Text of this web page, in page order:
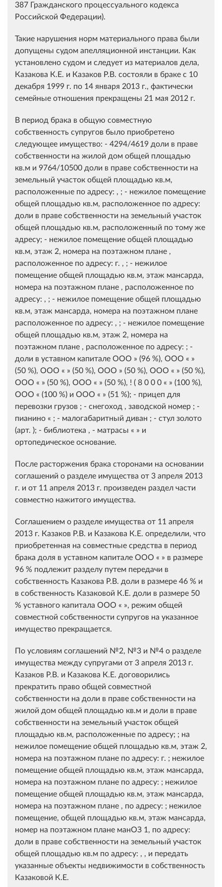
387 Гражданского процессуального кодекса
Российской Федерации).
Такие нарушения норм материального права были
допущены судом апелляционной инстанции. Как
установлено судом и следует из материалов дела,
Казакова К.Е. и Казаков Р.В. состояли в браке с 10
декабря 1999 г. по 14 января 2013 г., фактически
семейные отношения прекращены 21 мая 2012 г.
В период брака в общую совместную
собственность супругов было приобретено
следующее имущество: - 4294/4619 доли в праве
собственности на жилой дом общей площадью
кв.м и 9764/10500 доли в праве собственности на
земельный участок общей площадью кв.м,
расположенные по адресу: , ; - нежилое помещение
общей площадью кв.м, расположенное по адресу:
доли в праве собственности на земельный участок
общей площадью кв.м, расположенный по тому же
адресу; - нежилое помещение общей площадью
кв.м, этаж 2, номера на поэтажном плане ,
расположенное по адресу: г. , ; - нежилое
помещение общей площадью кв.м, этаж мансарда,
номера на поэтажном плане , расположенное по
адресу: , ; - нежилое помещение общей площадью
кв.м, этаж мансарда, номера на поэтажном плане
расположенное по адресу: , ; - нежилое помещение
общей площадью кв.м, этаж 2, номера на
поэтажном плане , расположенное по адресу: ; -
доли в уставном капитале ООО » (96 %), ООО « »
(50 %), ООО « » (50 %), ООО » (50 %), ООО « » (50 %),
ООО « » (50 %), ООО « » (50 %), ! ( 8 0 0 0 « » (100 %),
ООО « (100 %) и ООО « » (51 %); - прицеп для
перевозки грузов ; - снегоход , заводской номер ; -
пианино « ; - малогабаритный диван ; - стул золото
(арт. ); - библиотека , - матрасы « » и
ортопедическое основание.
После расторжения брака сторонами на основании
соглашений о разделе имущества от 3 апреля 2013
г. и от 11 апреля 2013 г. произведен раздел части
совместно нажитого имущества.
Соглашением о разделе имущества от 11 апреля
2013 г. Казаков Р.В. и Казакова К.Е. определили, что
приобретенная на совместные средства в период
брака доля в уставном капитале ООО « » в размере
96 % подлежит разделу путем передачи в
собственность Казакова Р.В. доли в размере 46 % и
в собственность Казаковой К.Е. доли в размере 50
% уставного капитала ООО « », режим общей
совместной собственности супругов на указанное
имущество прекращается.
По условиям соглашений №2, №3 и №4 о разделе
имущества между супругами от 3 апреля 2013 г.
Казаков Р.В. и Казакова К.Е. договорились
прекратить право общей совместной
собственности на доли в праве собственности на
жилой дом общей площадью кв.м и доли в праве
собственности на земельный участок общей
площадью кв.м, расположенные по адресу; ; на
нежилое помещение общей площадью кв.м, этаж 2,
номера на поэтажном плане по адресу: г. ; нежилое
помещение общей площадью кв.м, этаж мансарда,
номера на поэтажном плане по адресу: ; нежилое
помещение общей площадью кв.м, этаж мансарда,
номера на поэтажном плане , по адресу: ; нежилое
помещение, общей площадью кв.м, этаж мансарда,
номер на поэтажном плане манОЗ 1, по адресу:
доли в праве собственности на земельный участок
общей площадью кв.м по адресу: , , и передать
указанные объекты недвижимости в собственность
Казаковой К.Е.